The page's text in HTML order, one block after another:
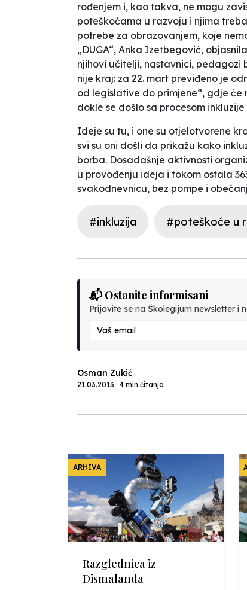
rođenjem i, kao takva, ne mogu
poteškoćama u razvoju i njima
potrebe za obrazovanjem, koje
„DUGA“, Anka Izetbegović,
njihovi učitelji, nastavnici, pedagozi
nije kraj: za 22. mart previđeno je
od legislative do primjene“, gdje
dokle se došlo sa procesom
Ideje su tu, i one su otjelotvorene
svi su oni došli da prikažu kako
borba. Dosadašnje aktivnosti
u provođenju ideja i tokom ostala
svakodnevnicu, bez pompe i
#inkluzija #poteškoće u
📬 Ostanite informisani
Prijavite se na Školegijum newsletter i
Osman Zukić
21.03.2013 · 4 min čitanja
ARHIVA
Razglednica iz
Dismalanda